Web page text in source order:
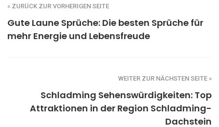
« ZURÜCK ZUR VORHERIGEN SEITE
Gute Laune Sprüche: Die besten Sprüche für
mehr Energie und Lebensfreude
WEITER ZUR NÄCHSTEN SEITE »
Schladming Sehenswürdigkeiten: Top
Attraktionen in der Region Schladming-
Dachstein